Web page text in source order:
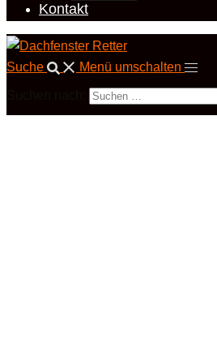
Kontakt
Suche Menü umschalten